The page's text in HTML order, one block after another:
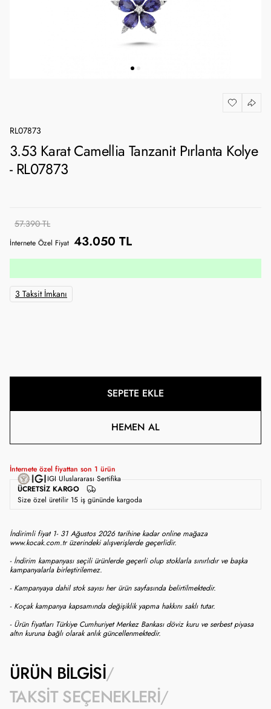
RL07873
3.53 Karat Camellia Tanzanit Pırlanta Kolye
- RL07873
57.390 TL
İnternete Özel Fiyat 43.050 TL
3 Taksit İmkanı
SEPETE EKLE
HEMEN AL
İnternete özel fiyattan son 1 ürün
ÜCRETSIZ KARGO
IGI Uluslararası Sertifika
Size özel üretilir 15 iş gününde kargoda
İndirimli fiyat 1- 31 Ağustos 2026 tarihine kadar online mağaza
www.kocak.com.tr üzerindeki alışverişlerde geçerlidir.
- İndirim kampanyası seçili ürünlerde geçerli olup stoklarla sınırlıdır ve başka
kampanyalarla birleştirilemez.
- Kampanyaya dahil stok sayısı her ürün sayfasında belirtilmektedir.
- Koçak kampanya kapsamında değişiklik yapma hakkını saklı tutar.
- Ürün fiyatları Türkiye Cumhuriyet Merkez Bankası döviz kuru ve serbest piyasa
altın kuruna bağlı olarak anlık güncellenmektedir.
ÜRÜN BILGISI
TAKSIT SEÇENEKLERI